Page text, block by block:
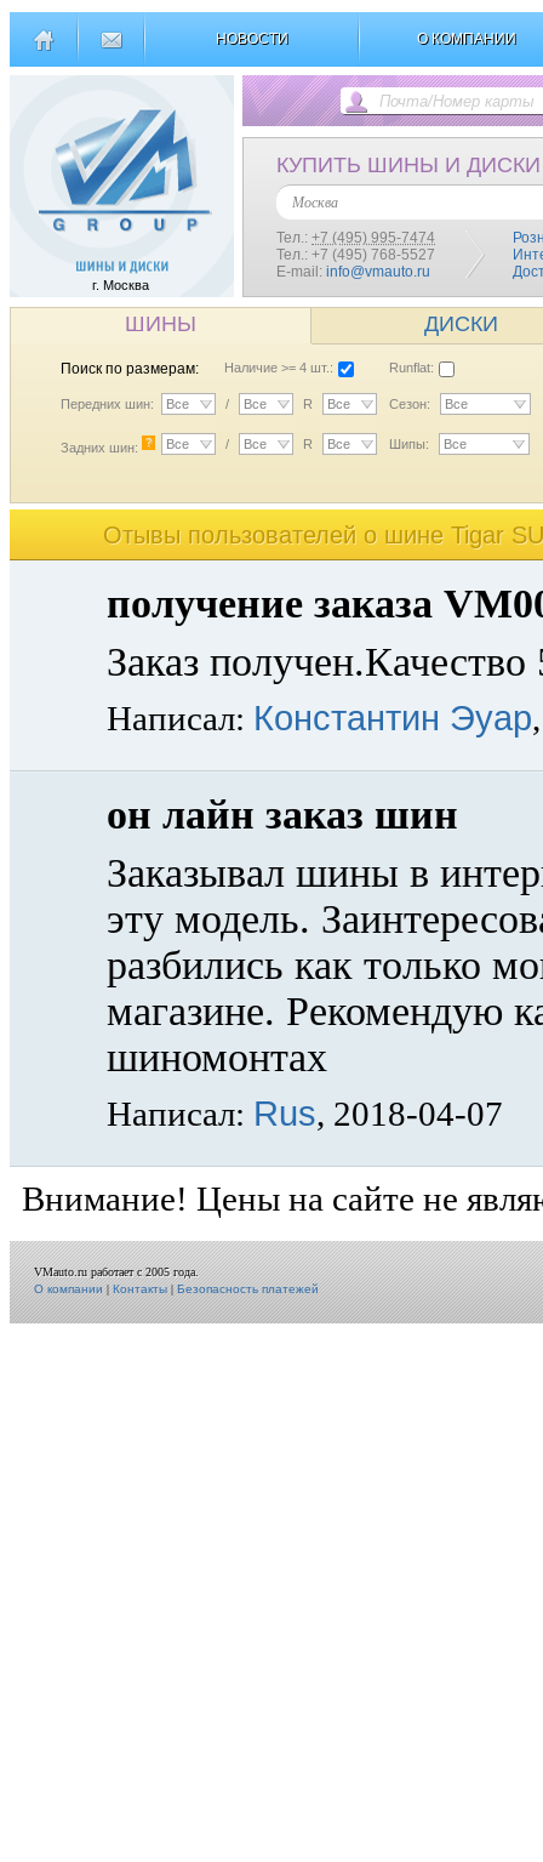
НОВОСТИ О КОМПАНИИ
г. Москва
КУПИТЬ ШИНЫ И ДИСКИ
Москва
Тел.: +7 (495) 995-7474
Тел.: +7 (495) 768-5527
E-mail: info@vmauto.ru
ШИНЫ ДИСКИ
Поиск по размерам: Наличие >= 4 шт.: Runflat:
Передних шин: Все / Все R Все Сезон: Все
Задних шин: ? Все / Все R Все Шипы: Все
Отывы пользователей o шине Tigar
получение заказа
Заказ
Написал: Константин Эуар
он лайн заказ шин
Заказывал шины в
эту модель.
разбились как только
магазине. Рекомендую
шиномонтах
Написал: Rus, 2018-04-07
Внимание! Цены на сайте не
VMauto.ru работает с 2005 года.
О компании|Контакты|Безопасность платежей